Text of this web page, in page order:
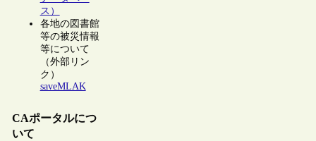
ス）
各地の図書館
等の被災情報
等について
（外部リン
ク）
saveMLAK
CAポータルにつ
いて